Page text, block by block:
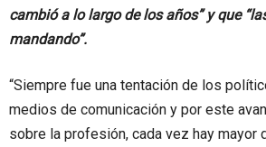
cambió a lo largo de los años” y que
mandando”.
“Siempre fue una tentación de los
medios de comunicación y por este
sobre la profesión, cada vez hay mayor